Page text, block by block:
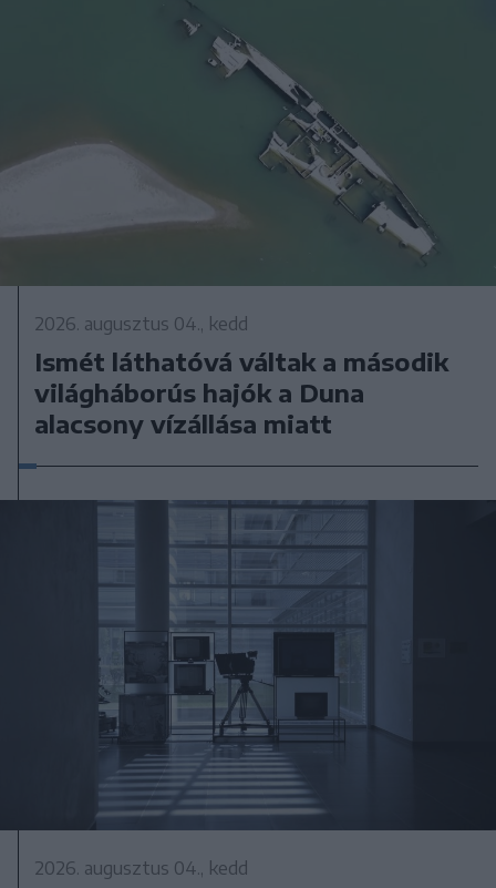
2026. augusztus 04., kedd
Ismét láthatóvá váltak a második
világháborús hajók a Duna
alacsony vízállása miatt
2026. augusztus 04., kedd